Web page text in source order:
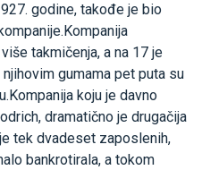
godine, takođe je bio
takmičenja, a na 17 je
gumama pet puta su
koju je davno
dramatično je drugačija
tek dvadeset zaposlenih,
bankrotirala, a tokom